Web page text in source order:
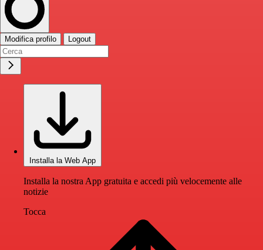
Modifica profilo Logout
Installa la Web App
Installa la nostra App gratuita e accedi più velocemente alle
notizie
Tocca